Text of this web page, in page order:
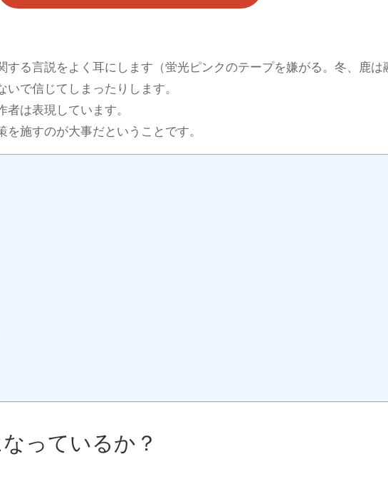
る言説をよく耳にします（蛍光ピンクのテープを嫌がる。冬、鹿
で信じてしまったりします。
は表現しています。
施すのが大事だということです。
っているか？